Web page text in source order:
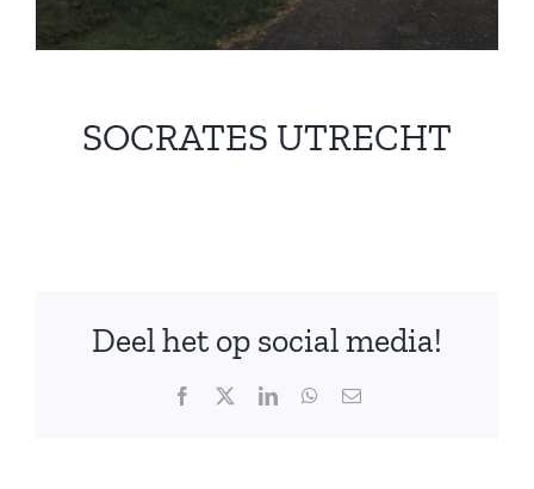
SOCRATES UTRECHT
Deel het op social media!
Facebook LinkedInWhatsApp
E-